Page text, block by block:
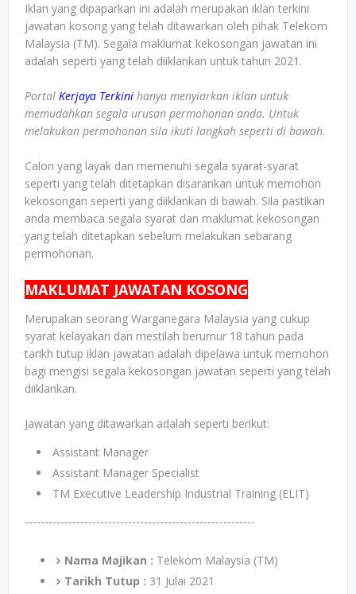
Iklan yang dipaparkan ini adalah merupakan iklan terkini
jawatan kosong yang telah ditawarkan oleh pihak Telekom
Malaysia (TM). Segala maklumat kekosongan jawatan ini
adalah seperti yang telah diiklankan untuk tahun 2021.
Portal Kerjaya Terkini hanya menyiarkan iklan untuk
memudahkan segala urusan permohonan anda. Untuk
melakukan permohonan sila ikuti langkah seperti di bawah.
Calon yang layak dan memenuhi segala syarat-syarat
seperti yang telah ditetapkan disarankan untuk memohon
kekosongan seperti yang diiklankan di bawah. Sila pastikan
anda membaca segala syarat dan maklumat kekosongan
yang telah ditetapkan sebelum melakukan sebarang
permohonan.
MAKLUMAT JAWATAN KOSONG
Merupakan seorang Warganegara Malaysia yang cukup
syarat kelayakan dan mestilah berumur 18 tahun pada
tarikh tutup iklan jawatan adalah dipelawa untuk memohon
bagi mengisi segala kekosongan jawatan seperti yang telah
diiklankan.
Jawatan yang ditawarkan adalah seperti berikut:
Assistant Manager
Assistant Manager Specialist
TM Executive Leadership Industrial Training (ELIT)
----------------------------------------------------------
Nama Majikan : Telekom Malaysia (TM)
Tarikh Tutup : 31 Julai 2021